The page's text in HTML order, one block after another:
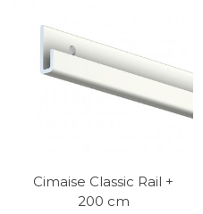
classic rail + peut
jusqu'à 50 kg par
cimaise classic rail J
kg par mètre linéaire.
charge élevée en fait
Elle est fabriquée en
Cimaise Classic Rail +
200 cm